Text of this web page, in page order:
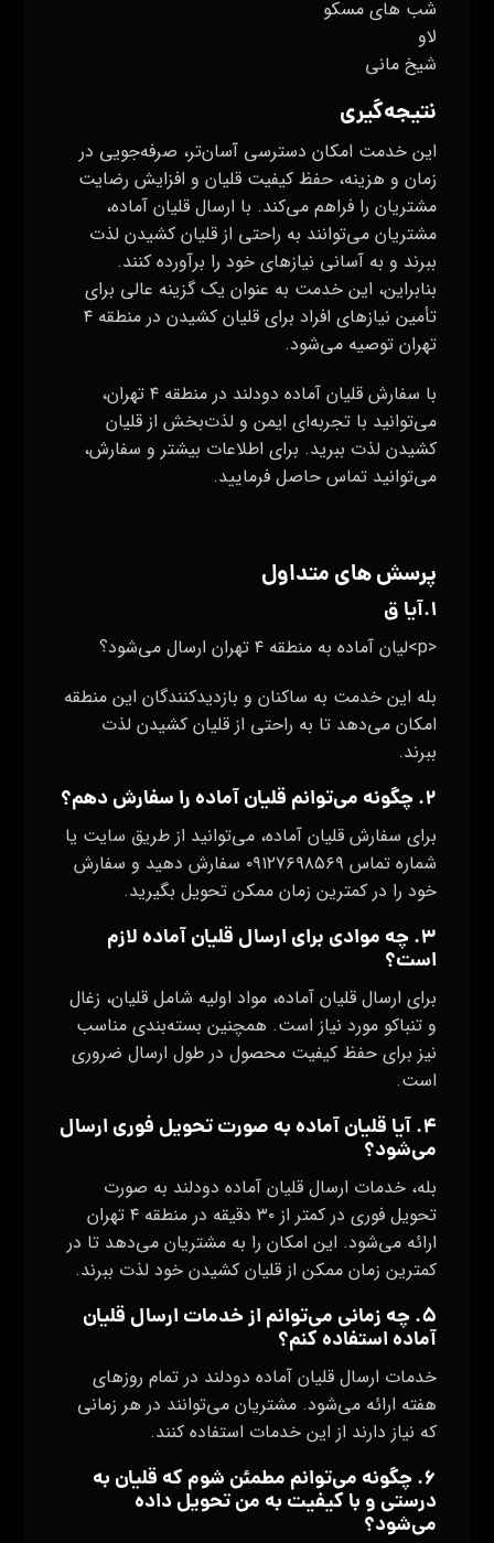
شب های مسکو
لاو
شیخ مانی
نتیجه‌گیری
این خدمت امکان دسترسی آسان‌تر، صرفه‌جویی در
زمان و هزینه، حفظ کیفیت قلیان و افزایش رضایت
مشتریان را فراهم می‌کند. با ارسال قلیان آماده،
مشتریان می‌توانند به راحتی از قلیان کشیدن لذت
ببرند و به آسانی نیازهای خود را برآورده کنند.
بنابراین، این خدمت به عنوان یک گزینه عالی برای
تأمین نیازهای افراد برای قلیان کشیدن در منطقه ۴
تهران توصیه می‌شود.
با سفارش قلیان آماده دودلند در منطقه ۴ تهران،
می‌توانید با تجربه‌ای ایمن و لذت‌بخش از قلیان
کشیدن لذت ببرید. برای اطلاعات بیشتر و سفارش،
می‌توانید تماس حاصل فرمایید.
پرسش های متداول
۱.آیا ق
<p>لیان آماده به منطقه ۴ تهران ارسال می‌شود؟
بله این خدمت به ساکنان و بازدیدکنندگان این منطقه
امکان می‌دهد تا به راحتی از قلیان کشیدن لذت
ببرند.
۲. چگونه می‌توانم قلیان آماده را سفارش دهم؟
برای سفارش قلیان آماده، می‌توانید از طریق سایت یا
شماره تماس ۰۹۱۲۷۶۹۸۵۶۹ سفارش دهید و سفارش
خود را در کمترین زمان ممکن تحویل بگیرید.
۳. چه موادی برای ارسال قلیان آماده لازم
است؟
برای ارسال قلیان آماده، مواد اولیه شامل قلیان، زغال
و تنباکو مورد نیاز است. همچنین بسته‌بندی مناسب
نیز برای حفظ کیفیت محصول در طول ارسال ضروری
است.
۴. آیا قلیان آماده به صورت تحویل فوری ارسال
می‌شود؟
بله، خدمات ارسال قلیان آماده دودلند به صورت
تحویل فوری در کمتر از ۳۰ دقیقه در منطقه ۴ تهران
ارائه می‌شود. این امکان را به مشتریان می‌دهد تا در
کمترین زمان ممکن از قلیان کشیدن خود لذت ببرند.
۵. چه زمانی می‌توانم از خدمات ارسال قلیان
آماده استفاده کنم؟
خدمات ارسال قلیان آماده دودلند در تمام روزهای
هفته ارائه می‌شود. مشتریان می‌توانند در هر زمانی
که نیاز دارند از این خدمات استفاده کنند.
۶. چگونه می‌توانم مطمئن شوم که قلیان به
درستی و با کیفیت به من تحویل داده
می‌شود؟